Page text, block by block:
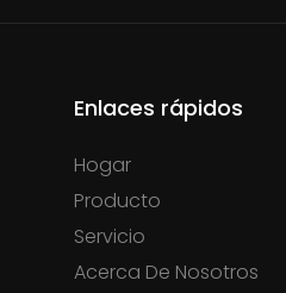
Enlaces rápidos
Hogar
Producto
Servicio
Acerca De Nosotros